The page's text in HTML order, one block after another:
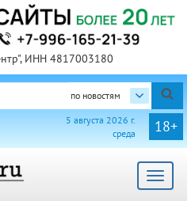
ИНН 4817003180
по новостям
18+
5 августа 2026 г.
среда
Toggle